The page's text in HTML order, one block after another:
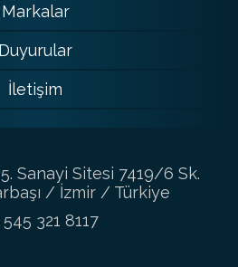
Markalar
Duyurular
İletişim
Sanayi Sitesi 7419/6 Sk.
/ İzmir / Türkiye
321 8117